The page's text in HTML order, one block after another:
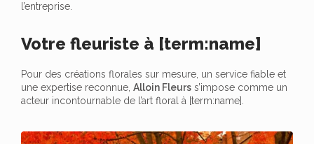
l’entreprise.
Votre fleuriste à [term:name]
Pour des créations florales sur mesure, un service fiable et
une expertise reconnue, Alloin Fleurs s’impose comme un
acteur incontournable de l’art floral à [term:name].